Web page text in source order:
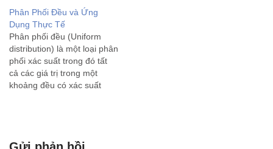
Phân Phối Đều và Ứng
Dụng Thực Tế
Phân phối đều (Uniform
distribution) là một loại phân
phối xác suất trong đó tất
cả các giá trị trong một
khoảng đều có xác suất
Distribution): Đây là phân